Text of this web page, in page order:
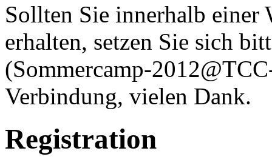
Sollten Sie innerhalb einer
erhalten, setzen Sie sich
(Sommercamp-
Verbindung, vielen Dank.
Registration